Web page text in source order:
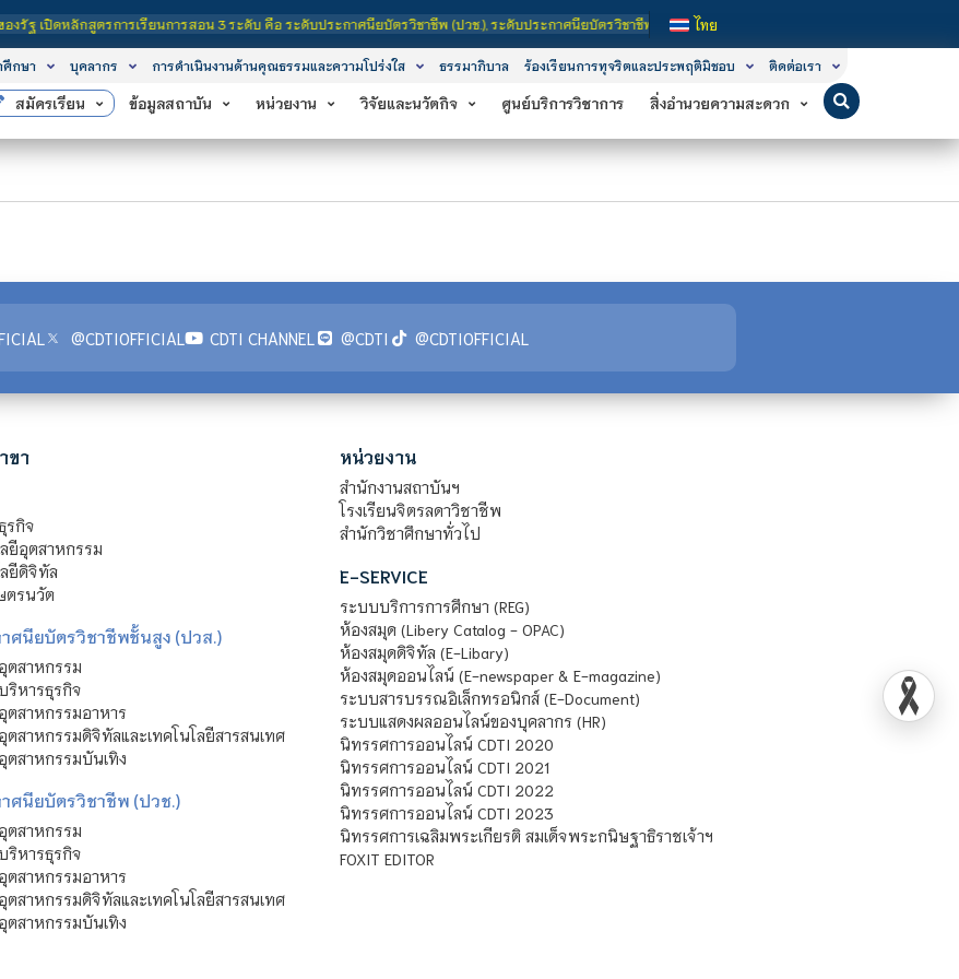
เปิดหลักสูตรการเรียนการสอน 3 ระดับ คือ ระดับประกาศนียบัตรวิชาชีพ (ปวช.), ระดับประกาศนียบัตรวิชาชีพชั้นสูง (ปวส.) และ ระดับปริญญาตรี
ไทย
ศึกษา บุคลากร การดำเนินงานด้านคุณธรรมและความโปร่งใส ธรรมาภิบาล ร้องเรียนการทุจริตและประพฤติมิชอบ ติดต่อเรา
สมัครเรียน ข้อมูลสถาบัน หน่วยงาน วิจัยและนวัตกิจ ศูนย์บริการวิชาการ สิ่งอำนวยความสะดวก
@CDTIOFFICIAL CDTI CHANNEL @CDTI @CDTIOFFICIAL
ขา
รกิจ
ยีอุตสาหกรรม
ยีดิจิทัล
ตรนวัต
ศนียบัตรวิชาชีพชั้นสูง (ปวส.)
ตสาหกรรม
ริหารธุรกิจ
ตสาหกรรมอาหาร
ตสาหกรรมดิจิทัลและเทคโนโลยีสารสนเทศ
ตสาหกรรมบันเทิง
ศนียบัตรวิชาชีพ (ปวช.)
ตสาหกรรม
ริหารธุรกิจ
ตสาหกรรมอาหาร
ตสาหกรรมดิจิทัลและเทคโนโลยีสารสนเทศ
ตสาหกรรมบันเทิง
หน่วยงาน
สำนักงานสถาบันฯ
โรงเรียนจิตรลดาวิชาชีพ
สำนักวิชาศึกษาทั่วไป
E-SERVICE
ระบบบริการการศึกษา (REG)
ห้องสมุด (Libery Catalog - OPAC)
ห้องสมุดดิจิทัล (E-Libary)
ห้องสมุดออนไลน์ (E-newspaper & E-magazine)
ระบบสารบรรณอิเล็กทรอนิกส์ (E-Document)
ระบบแสดงผลออนไลน์ของบุคลากร (HR)
นิทรรศการออนไลน์ CDTI 2020
นิทรรศการออนไลน์ CDTI 2021
นิทรรศการออนไลน์ CDTI 2022
นิทรรศการออนไลน์ CDTI 2023
นิทรรศการเฉลิมพระเกียรติ สมเด็จพระกนิษฐาธิราชเจ้าฯ
FOXIT EDITOR